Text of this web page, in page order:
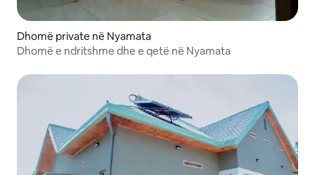
Dhomë private në Nyamata
Dhomë e ndritshme dhe e qetë në Nyamata